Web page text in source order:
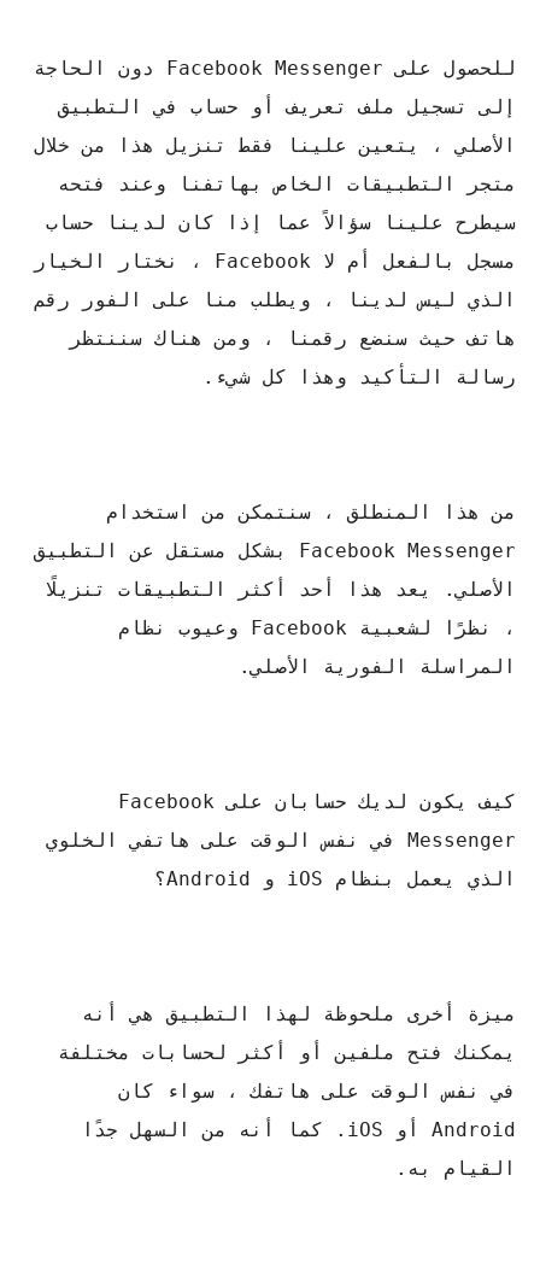
للحصول على Facebook Messenger دون الحاجة
إلى تسجيل ملف تعريف أو حساب في التطبيق
الأصلي ، يتعين علينا فقط تنزيل هذا من خلال
متجر التطبيقات الخاص بهاتفنا وعند فتحه
سيطرح علينا سؤالاً عما إذا كان لدينا حساب
مسجل بالفعل أم لا Facebook ، نختار الخيار
الذي ليس لدينا ، ويطلب منا على الفور رقم
هاتف حيث سنضع رقمنا ، ومن هناك سننتظر
رسالة التأكيد وهذا كل شيء.
من هذا المنطلق ، سنتمكن من استخدام
Facebook Messenger بشكل مستقل عن التطبيق
الأصلي. يعد هذا أحد أكثر التطبيقات تنزيلًا
، نظرًا لشعبية Facebook وعيوب نظام
المراسلة الفورية الأصلي.
كيف يكون لديك حسابان على Facebook
Messenger في نفس الوقت على هاتفي الخلوي
الذي يعمل بنظام iOS و Android؟
ميزة أخرى ملحوظة لهذا التطبيق هي أنه
يمكنك فتح ملفين أو أكثر لحسابات مختلفة
في نفس الوقت على هاتفك ، سواء كان
Android أو iOS. كما أنه من السهل جدًا
القيام به.